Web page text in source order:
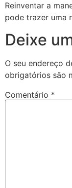
Reinventar a
pode trazer uma
Deixe
O seu endereço
obrigatórios são
Comentário *